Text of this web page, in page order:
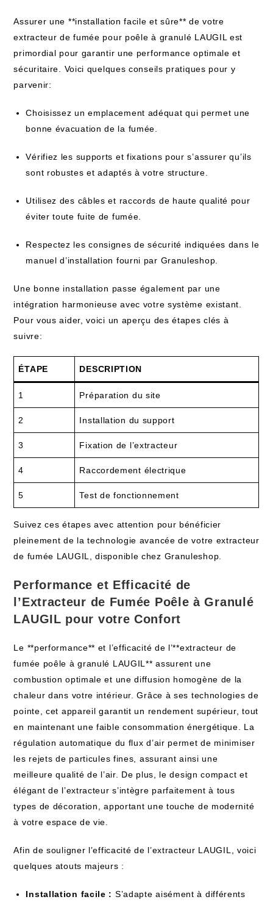
Assurer une **installation facile et sûre** de votre
extracteur de fumée pour poêle à granulé LAUGIL est
primordial pour garantir une performance optimale et
sécuritaire. Voici quelques conseils pratiques pour y
parvenir:
Choisissez un emplacement adéquat qui permet une
bonne évacuation de la fumée.
Vérifiez les supports et fixations pour s’assurer qu’ils
sont robustes et adaptés à votre structure.
Utilisez des câbles et raccords de haute qualité pour
éviter toute fuite de fumée.
Respectez les consignes de sécurité indiquées dans le
manuel d’installation fourni par Granuleshop.
Une bonne installation passe également par une
intégration harmonieuse avec votre système existant.
Pour vous aider, voici un aperçu des étapes clés à
suivre:
ÉTAPE DESCRIPTION
1 Préparation du site
2 Installation du support
3 Fixation de l’extracteur
4 Raccordement électrique
5 Test de fonctionnement
Suivez ces étapes avec attention pour bénéficier
pleinement de la technologie avancée de votre extracteur
de fumée LAUGIL, disponible chez Granuleshop.
Performance et Efficacité de
l’Extracteur de Fumée Poêle à Granulé
LAUGIL pour votre Confort
Le **performance** et l’efficacité de l’**extracteur de
fumée poêle à granulé LAUGIL** assurent une
combustion optimale et une diffusion homogène de la
chaleur dans votre intérieur. Grâce à ses technologies de
pointe, cet appareil garantit un rendement supérieur, tout
en maintenant une faible consommation énergétique. La
régulation automatique du flux d’air permet de minimiser
les rejets de particules fines, assurant ainsi une
meilleure qualité de l’air. De plus, le design compact et
élégant de l’extracteur s’intègre parfaitement à tous
types de décoration, apportant une touche de modernité
à votre espace de vie.
Afin de souligner l’efficacité de l’extracteur LAUGIL, voici
quelques atouts majeurs :
Installation facile : S’adapte aisément à différents